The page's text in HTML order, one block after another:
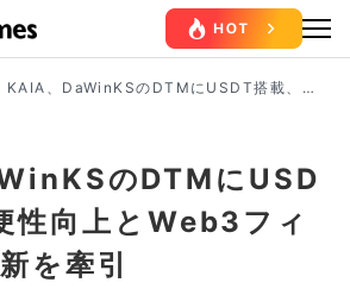
KAIA、DaWinKSのDTMにUSDT搭載、利
のDTMにUSD
性向上とWeb3フィ
を牽引